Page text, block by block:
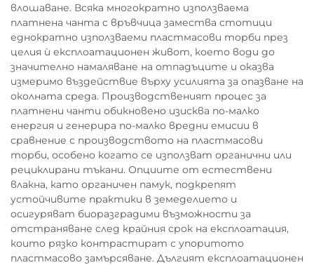
влошаване. Всяка многократно използваема
платнена чанта с връвчица замества стотици
еднократно използваеми пластмасови торби през
целия ѝ експлоатационен живот, което води до
значително намаляване на отпадъците и оказва
измеримо въздействие върху усилията за опазване на
околната среда. Производственият процес за
платнени чанти обикновено изисква по-малко
енергия и генерира по-малко вредни емисии в
сравнение с производството на пластмасови
торби, особено когато се използват органични или
рециклирани тъкани. Опциите от естествени
влакна, като органичен памук, подкрепят
устойчивите практики в земеделието и
осигуряват биоразградими възможности за
отстраняване след крайния срок на експлоатация,
които рязко контрастират с упоритото
пластмасово замърсяване. Дългият експлоатационен